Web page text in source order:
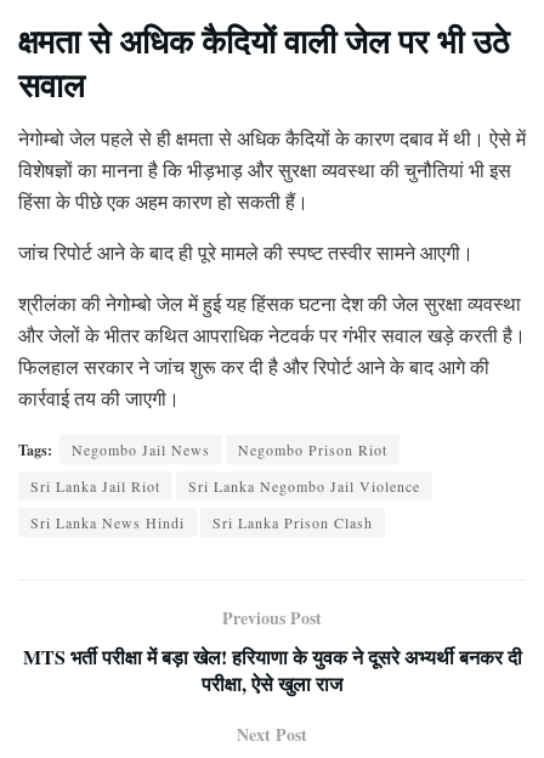
क्षमता से अधिक कैदियों वाली जेल पर भी उठे
सवाल
नेगोम्बो जेल पहले से ही क्षमता से अधिक कैदियों के कारण दबाव में थी। ऐसे में
विशेषज्ञों का मानना है कि भीड़भाड़ और सुरक्षा व्यवस्था की चुनौतियां भी इस
हिंसा के पीछे एक अहम कारण हो सकती हैं।
जांच रिपोर्ट आने के बाद ही पूरे मामले की स्पष्ट तस्वीर सामने आएगी।
श्रीलंका की नेगोम्बो जेल में हुई यह हिंसक घटना देश की जेल सुरक्षा व्यवस्था
और जेलों के भीतर कथित आपराधिक नेटवर्क पर गंभीर सवाल खड़े करती है।
फिलहाल सरकार ने जांच शुरू कर दी है और रिपोर्ट आने के बाद आगे की
कार्रवाई तय की जाएगी।
Tags: Negombo Jail News
Negombo Prison Riot
Sri Lanka Jail Riot
Sri Lanka Negombo Jail Violence
Sri Lanka News Hindi
Sri Lanka Prison Clash
Previous Post
MTS भर्ती परीक्षा में बड़ा खेल! हरियाणा के युवक ने दूसरे अभ्यर्थी बनकर दी
परीक्षा, ऐसे खुला राज
Next Post